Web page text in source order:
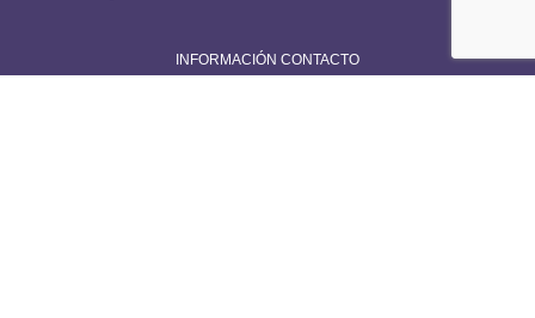
INFORMACIÓN CONTACTO